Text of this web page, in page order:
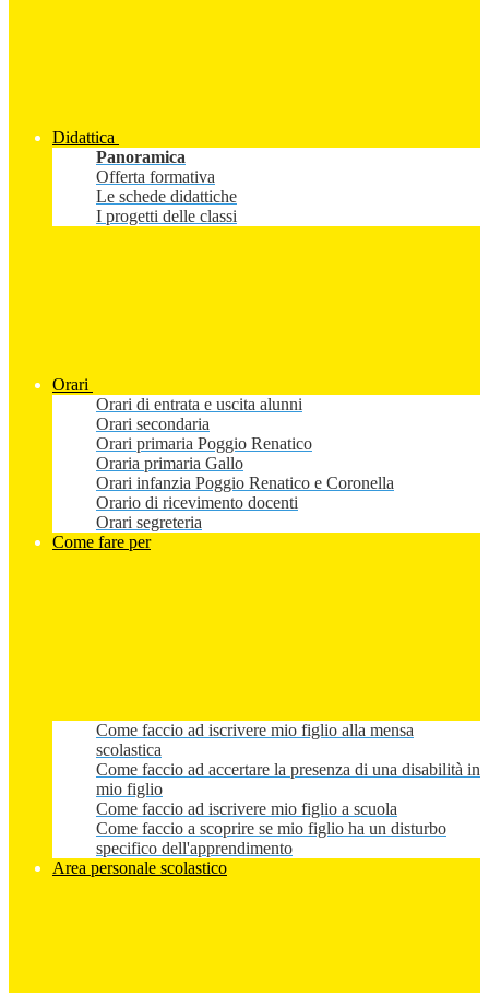
Didattica
Panoramica
Offerta formativa
Le schede didattiche
I progetti delle classi
Orari
Orari di entrata e uscita alunni
Orari secondaria
Orari primaria Poggio Renatico
Oraria primaria Gallo
Orari infanzia Poggio Renatico e Coronella
Orario di ricevimento docenti
Orari segreteria
Come fare per
Come faccio ad iscrivere mio figlio alla mensa
scolastica
Come faccio ad accertare la presenza di una disabilità in
mio figlio
Come faccio ad iscrivere mio figlio a scuola
Come faccio a scoprire se mio figlio ha un disturbo
specifico dell'apprendimento
Area personale scolastico